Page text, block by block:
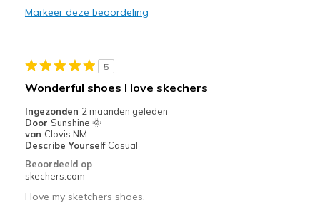
View On Shoes
Shoes are for Wearing
Markeer deze beoordeling
5
Wonderful shoes I love skechers
Ingezonden 2 maanden geleden
Door Sunshine 🌞
van Clovis NM
Describe Yourself Casual
Beoordeeld op
skechers.com
I love my sketchers shoes.